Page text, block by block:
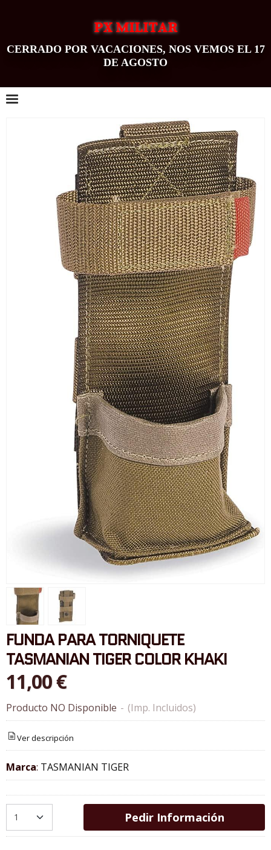
PX MILITAR
CERRADO POR VACACIONES, NOS VEMOS EL 17
DE AGOSTO
FUNDA PARA TORNIQUETE
TASMANIAN TIGER COLOR KHAKI
11,00 €
Producto NO Disponible - (Imp. Incluidos)
Ver descripción
Marca: TASMANIAN TIGER
Pedir Información